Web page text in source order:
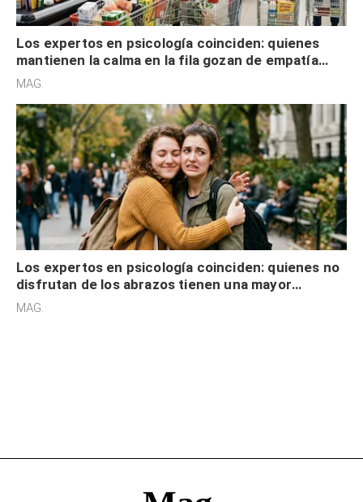
Los expertos en psicología coinciden: quienes
mantienen la calma en la fila gozan de empatía
cognitiva, gratitud y no solo tienen autocontrol
MAG.
Los expertos en psicología coinciden: quienes no
disfrutan de los abrazos tienen una mayor
sensibilidad a los estímulos físicos y no es por
MAG.